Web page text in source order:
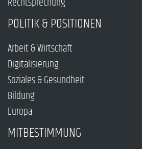
POLITIK & POSITIONEN
Arbeit & Wirtschaft
Digitalisierung
Soziales & Gesundheit
Bildung
Europa
MITBESTIMMUNG